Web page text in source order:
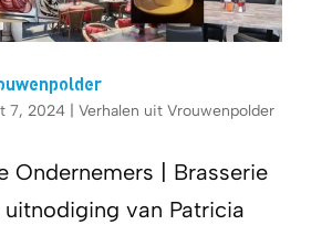
7, 2024| Verhalen uit Vrouwenpolder
Ondernemers | Brasserie
uitnodiging van Patricia